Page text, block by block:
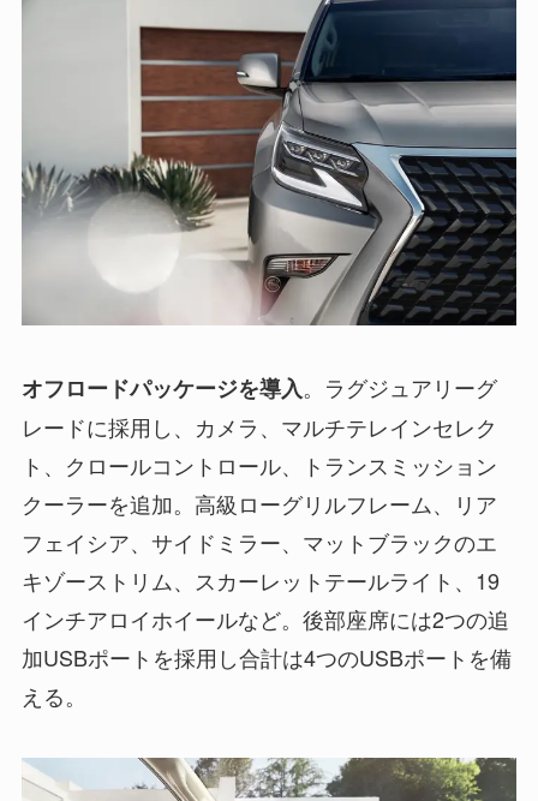
オフロードパッケージを導入。ラグジュアリーグ
レードに採用し、カメラ、マルチテレインセレク
ト、クロールコントロール、トランスミッション
クーラーを追加。高級ローグリルフレーム、リア
フェイシア、サイドミラー、マットブラックのエ
キゾーストリム、スカーレットテールライト、19
インチアロイホイールなど。後部座席には2つの追
加USBポートを採用し合計は4つのUSBポートを備
える。